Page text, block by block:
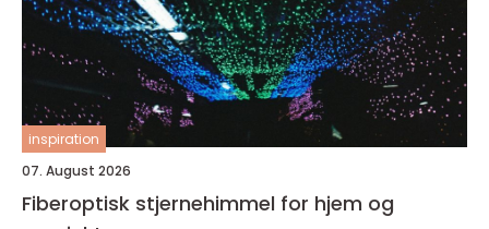
inspiration
07. August 2026
Fiberoptisk stjernehimmel for hjem og